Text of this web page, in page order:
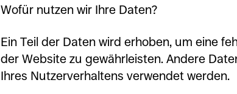
Wofür nutzen wir Ihre Daten?
Ein Teil der Daten wird erhoben, um eine
der Website zu gewährleisten. Andere
Ihres Nutzerverhaltens verwendet werden.